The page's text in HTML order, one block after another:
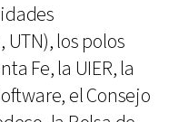
los polos
Fe, la UIER, la
el Consejo